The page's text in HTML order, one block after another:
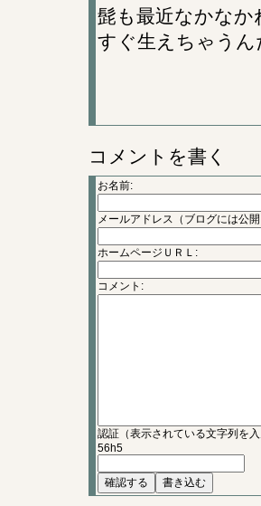
髭も最近なかなか
すぐ生えちゃう
コメントを書く
お名前:
メールアドレス（ブログには公
ホームページＵＲＬ:
コメント:
認証（表示されている文字列を
56h5